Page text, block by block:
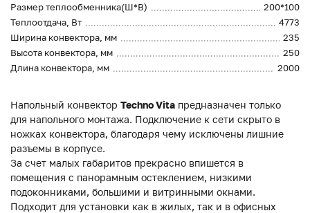
Размер теплообменника(Ш*В)
200*100
Теплоотдача, Вт
4773
Ширина конвектора, мм
235
Высота конвектора, мм
250
Длина конвектора, мм
2000
Напольный конвектор Techno Vita предназначен только
для напольного монтажа. Подключение к сети скрыто в
ножках конвектора, благодаря чему исключены лишние
разъемы в корпусе.
За счет малых габаритов прекрасно впишется в
помещения с панорамным остеклением, низкими
подоконниками, большими и витринными окнами.
Подходит для установки как в жилых, так и в офисных